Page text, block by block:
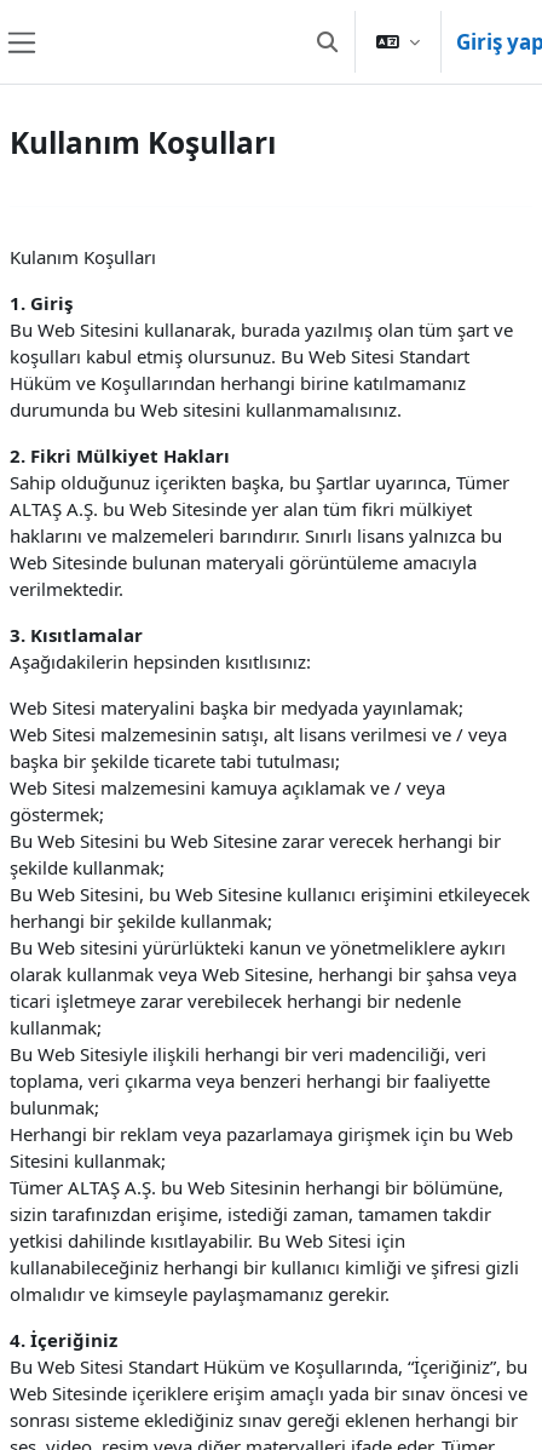
Arama girişini değiştir
Giriş
Kullanım Koşulları
Kulanım Koşulları
1. Giriş
Bu Web Sitesini kullanarak, burada yazılmış olan tüm şart ve
koşulları kabul etmiş olursunuz. Bu Web Sitesi Standart
Hüküm ve Koşullarından herhangi birine katılmamanız
durumunda bu Web sitesini kullanmamalısınız.
2. Fikri Mülkiyet Hakları
Sahip olduğunuz içerikten başka, bu Şartlar uyarınca, Tümer
ALTAŞ A.Ş. bu Web Sitesinde yer alan tüm fikri mülkiyet
haklarını ve malzemeleri barındırır. Sınırlı lisans yalnızca bu
Web Sitesinde bulunan materyali görüntüleme amacıyla
verilmektedir.
3. Kısıtlamalar
Aşağıdakilerin hepsinden kısıtlısınız:
Web Sitesi materyalini başka bir medyada yayınlamak;
Web Sitesi malzemesinin satışı, alt lisans verilmesi ve / veya
başka bir şekilde ticarete tabi tutulması;
Web Sitesi malzemesini kamuya açıklamak ve / veya
göstermek;
Bu Web Sitesini bu Web Sitesine zarar verecek herhangi bir
şekilde kullanmak;
Bu Web Sitesini, bu Web Sitesine kullanıcı erişimini etkileyecek
herhangi bir şekilde kullanmak;
Bu Web sitesini yürürlükteki kanun ve yönetmeliklere aykırı
olarak kullanmak veya Web Sitesine, herhangi bir şahsa veya
ticari işletmeye zarar verebilecek herhangi bir nedenle
kullanmak;
Bu Web Sitesiyle ilişkili herhangi bir veri madenciliği, veri
toplama, veri çıkarma veya benzeri herhangi bir faaliyette
bulunmak;
Herhangi bir reklam veya pazarlamaya girişmek için bu Web
Sitesini kullanmak;
Tümer ALTAŞ A.Ş. bu Web Sitesinin herhangi bir bölümüne,
sizin tarafınızdan erişime, istediği zaman, tamamen takdir
yetkisi dahilinde kısıtlayabilir. Bu Web Sitesi için
kullanabileceğiniz herhangi bir kullanıcı kimliği ve şifresi gizli
olmalıdır ve kimseyle paylaşmamanız gerekir.
4. İçeriğiniz
Bu Web Sitesi Standart Hüküm ve Koşullarında, “İçeriğiniz”, bu
Web Sitesinde içeriklere erişim amaçlı yada bir sınav öncesi ve
sonrası sisteme eklediğiniz sınav gereği eklenen herhangi bir